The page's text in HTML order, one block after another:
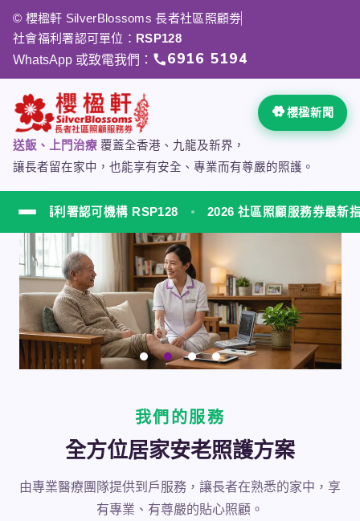
© 櫻楹軒 SilverBlossoms 長者社區照顧劵
社會福利署認可單位： RSP128
WhatsApp 或致電我們：
6916 5194
櫻楹新聞
送飯、上門治療 覆蓋全香港、九龍及新界，
讓長者留在家中，也能享有安全、專業而有尊嚴的照護。
福利署認可機構 RSP128 2026 社區照顧服務券最新指南
櫻楹軒 SilverBlossoms 社會福利署認可居家安老服務機
我們的服務
全方位居家安老照護方案
由專業醫療團隊提供到戶服務，讓長者在熟悉的家中，享
有專業、有尊嚴的貼心照顧。